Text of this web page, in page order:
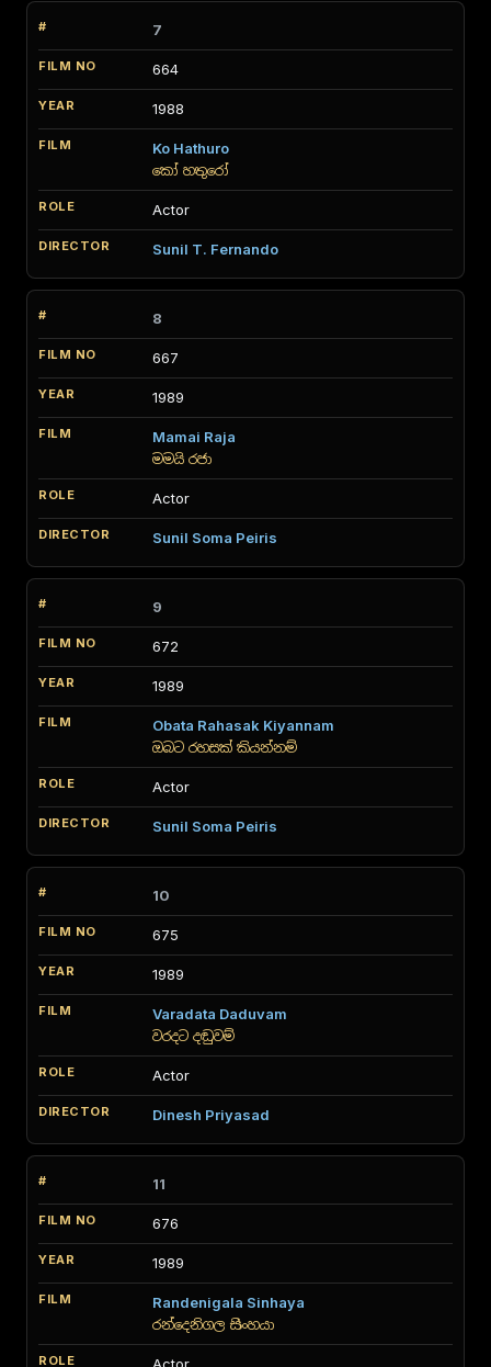
7
664
1988
Ko Hathuro
කෝ හතුරෝ
Actor
Sunil T. Fernando
8
667
1989
Mamai Raja
මමයි රජා
Actor
Sunil Soma Peiris
9
672
1989
Obata Rahasak Kiyannam
ඔබට රහසක් කියන්නම්
Actor
Sunil Soma Peiris
10
675
1989
Varadata Daduvam
වරදට දඬුවම්
Actor
Dinesh Priyasad
11
676
1989
Randenigala Sinhaya
රන්දෙනිගල සිංහයා